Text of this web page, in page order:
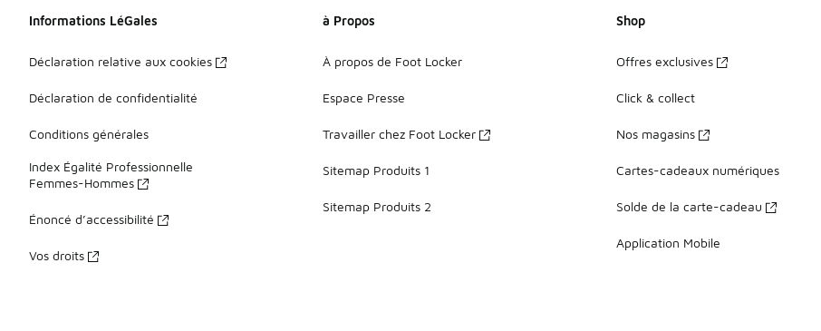
Informations LéGales
Déclaration relative aux cookies
Déclaration de confidentialité
Conditions générales
Index Égalité Professionnelle
Femmes-Hommes
Énoncé d’accessibilité
Vos droits
à Propos
À propos de Foot Locker
Espace Presse
Travailler chez Foot Locker
Sitemap Produits 1
Sitemap Produits 2
Shop
Offres exclusives
Click & collect
Nos magasins
Cartes-cadeaux numériques
Solde de la carte-cadeau
Application Mobile